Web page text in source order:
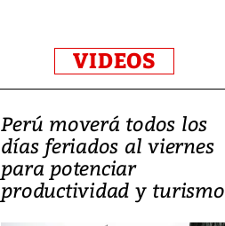
VIDEOS
Perú moverá todos los
días feriados al viernes
para potenciar
productividad y turismo